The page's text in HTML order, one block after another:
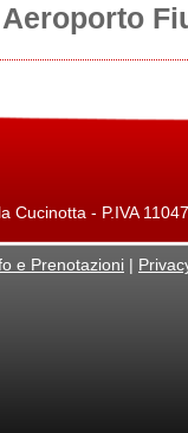
- P.IVA
e Prenotazioni |